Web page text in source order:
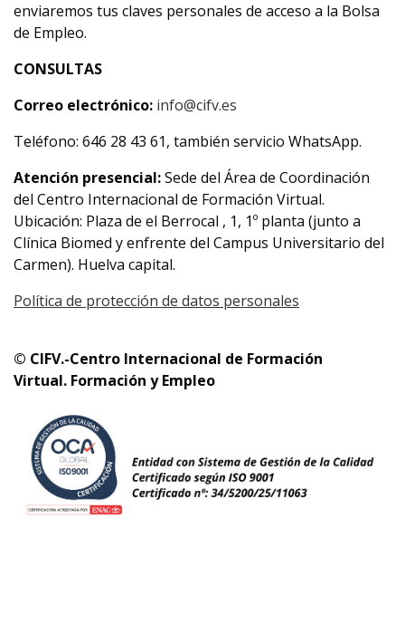
enviaremos tus claves personales de acceso a la Bolsa
de Empleo.
CONSULTAS
Correo electrónico: info@cifv.es
Teléfono: 646 28 43 61, también servicio WhatsApp.
Atención presencial:Sede del Área de Coordinación
del Centro Internacional de Formación Virtual.
Ubicación: Plaza de el Berrocal , 1, 1º planta (junto a
Clínica Biomed y enfrente del Campus Universitario del
Carmen). Huelva capital.
Política de protección de datos personales
© CIFV.-Centro Internacional de Formación
Virtual. Formación y Empleo